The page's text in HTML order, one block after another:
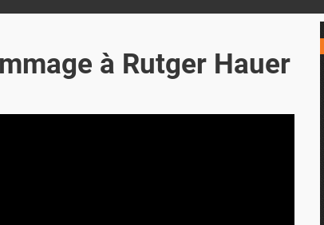
à Rutger Hauer